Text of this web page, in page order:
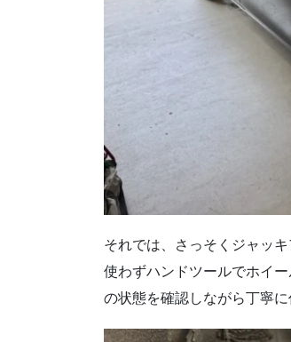
それでは、さっそくジャッ
使わずハンドツールでホイ
の状態を確認しながら丁寧